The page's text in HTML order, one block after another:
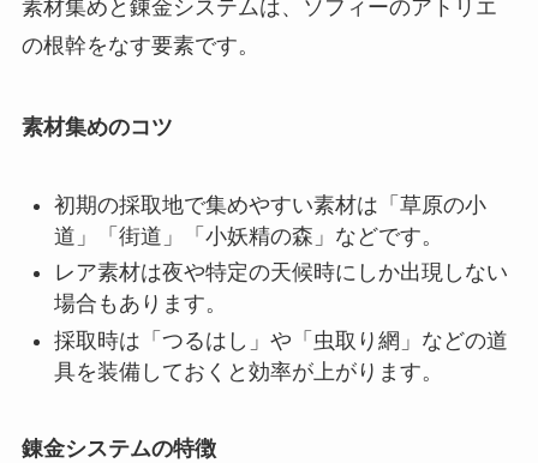
素材集めと錬金システムは、ソフィーのアトリエ
の根幹をなす要素です。
素材集めのコツ
初期の採取地で集めやすい素材は「草原の小
道」「街道」「小妖精の森」などです。
レア素材は夜や特定の天候時にしか出現しない
場合もあります。
採取時は「つるはし」や「虫取り網」などの道
具を装備しておくと効率が上がります。
錬金システムの特徴